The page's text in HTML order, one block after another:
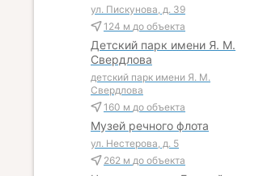
ул. Пискунова, д. 39
124 м до объекта
Детский парк имени Я. М.
Свердлова
детский парк имени Я. М.
Свердлова
160 м до объекта
Музей речного флота
ул. Нестерова, д. 5
262 м до объекта